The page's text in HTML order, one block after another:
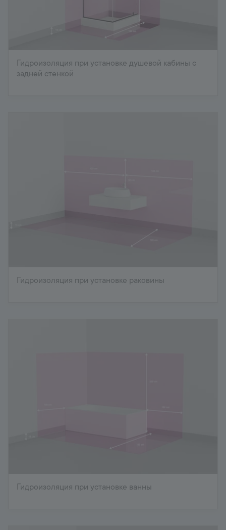
Гидроизоляция при установке душевой кабины с
задней стенкой
Гидроизоляция при установке раковины
Гидроизоляция при установке ванны